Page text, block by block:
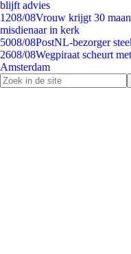
blijft advies
1208/08Vrouw krijgt 30
misdienaar in kerk
5008/08PostNL-bezorger
2608/08Wegpiraat scheurt
Amsterdam